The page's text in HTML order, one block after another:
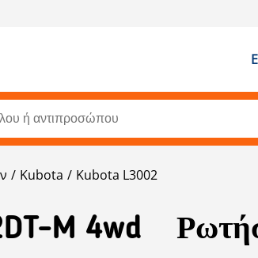
Kubota Kubota L3002
M 4wd